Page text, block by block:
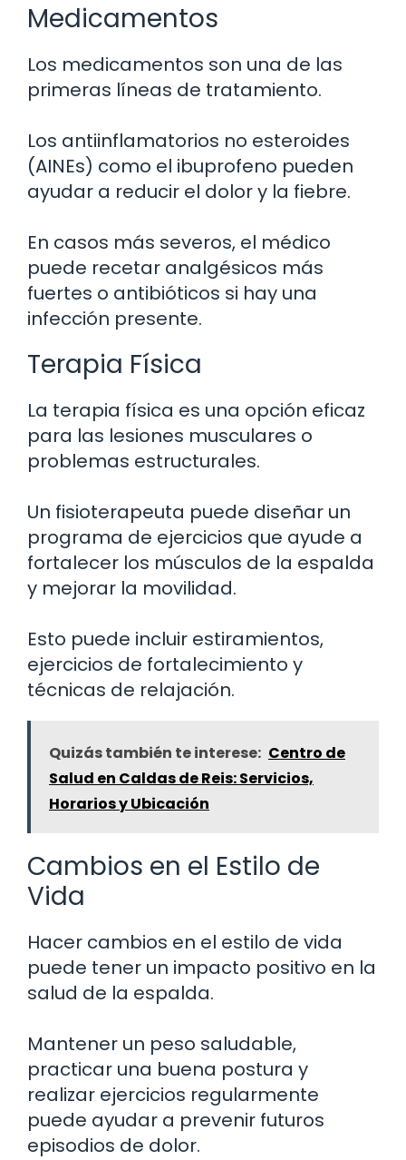
Medicamentos
Los medicamentos son una de las
primeras líneas de tratamiento.
Los antiinflamatorios no esteroides
(AINEs) como el ibuprofeno pueden
ayudar a reducir el dolor y la fiebre.
En casos más severos, el médico
puede recetar analgésicos más
fuertes o antibióticos si hay una
infección presente.
Terapia Física
La terapia física es una opción eficaz
para las lesiones musculares o
problemas estructurales.
Un fisioterapeuta puede diseñar un
programa de ejercicios que ayude a
fortalecer los músculos de la espalda
y mejorar la movilidad.
Esto puede incluir estiramientos,
ejercicios de fortalecimiento y
técnicas de relajación.
Quizás también te interese: Centro de
Salud en Caldas de Reis: Servicios,
Horarios y Ubicación
Cambios en el Estilo de
Vida
Hacer cambios en el estilo de vida
puede tener un impacto positivo en la
salud de la espalda.
Mantener un peso saludable,
practicar una buena postura y
realizar ejercicios regularmente
puede ayudar a prevenir futuros
episodios de dolor.